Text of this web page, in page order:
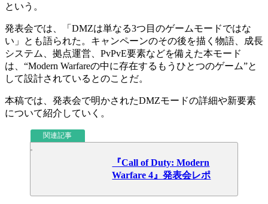
という。
発表会では、
「DMZは単なる3つ目のゲームモードではな
い」
とも語られた。キャンペーンのその後を描く物語、成長
システム、拠点運営、PvPvE要素などを備えた本モード
は、 “Modern Warfareの中に存在するもうひとつのゲーム”と
して設計されているとのことだ。
本稿では、発表会で明かされたDMZモードの詳細や新要素
について紹介していく。
関連記事
『Call of Duty: Modern
Warfare 4』発表会レポ